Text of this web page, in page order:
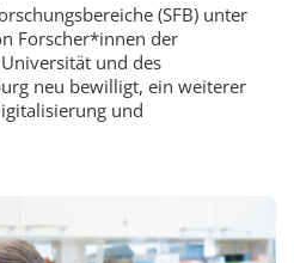
(SFB) unter
Forscher*innen der
und des
neu bewilligt, ein weiterer
und